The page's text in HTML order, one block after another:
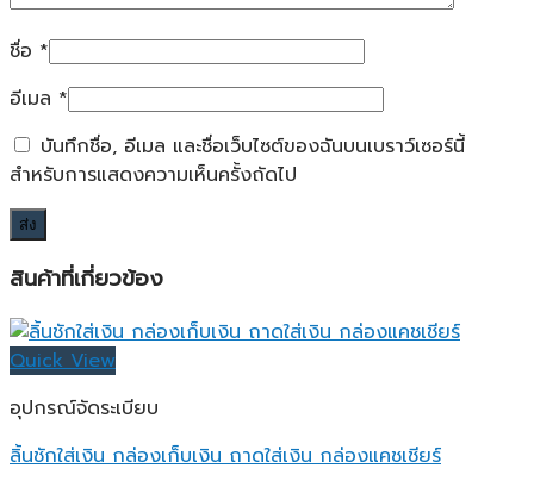
ชื่อ *
อีเมล *
บันทึกชื่อ, อีเมล และชื่อเว็บไซต์ของฉันบนเบราว์เซอร์นี้
สำหรับการแสดงความเห็นครั้งถัดไป
สินค้าที่เกี่ยวข้อง
Quick View
อุปกรณ์จัดระเบียบ
ลิ้นชักใส่เงิน กล่องเก็บเงิน ถาดใส่เงิน กล่องแคชเชียร์